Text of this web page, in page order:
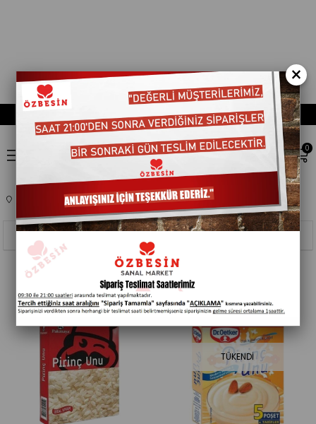
0
TEMEL GIDA HAMUR PASTA ÜRÜNLERI 401670
Filtreleme
Sıralama
TÜKENDI
×